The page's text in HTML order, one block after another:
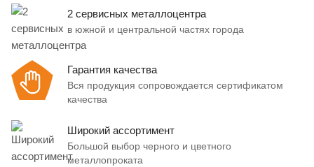
2 сервисных металлоцентра
в южной и центральной частях города
Гарантия качества
Вся продукция сопровождается сертификатом
качества
Широкий ассортимент
Большой выбор черного и цветного
металлопроката